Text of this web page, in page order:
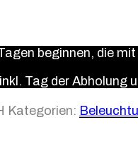
beginnen, die
Tag der Abholung
Kategorien: